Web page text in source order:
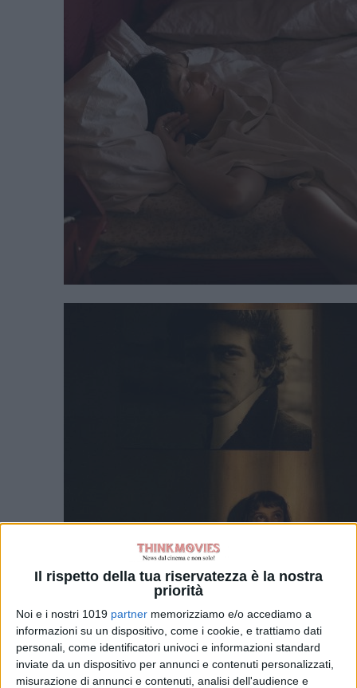
Il rispetto della tua riservatezza è la nostra
priorità
Noi e i nostri 1019 partner memorizziamo e/o accediamo a
informazioni su un dispositivo, come i cookie, e trattiamo dati
personali, come identificatori univoci e informazioni standard
inviate da un dispositivo per annunci e contenuti personalizzati,
misurazione di annunci e contenuti, analisi dell'audience e